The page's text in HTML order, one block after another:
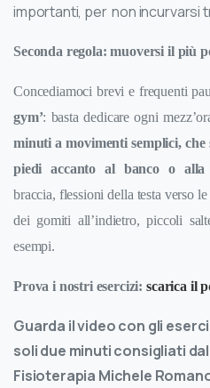
importanti, per non incurvarsi
Seconda regola: muoversi il più
Concediamoci brevi e frequenti
gym’: bastadedicare ogni
minuti a movimenti semplici, che
piedi accanto al banco o alla
braccia, flessioni della testa verso
dei gomiti all’indietro, piccoli
esempi.
Prova i nostri esercizi: scarica il
Guarda il video con gli
soli due minuti consigliati
Fisioterapia Michele